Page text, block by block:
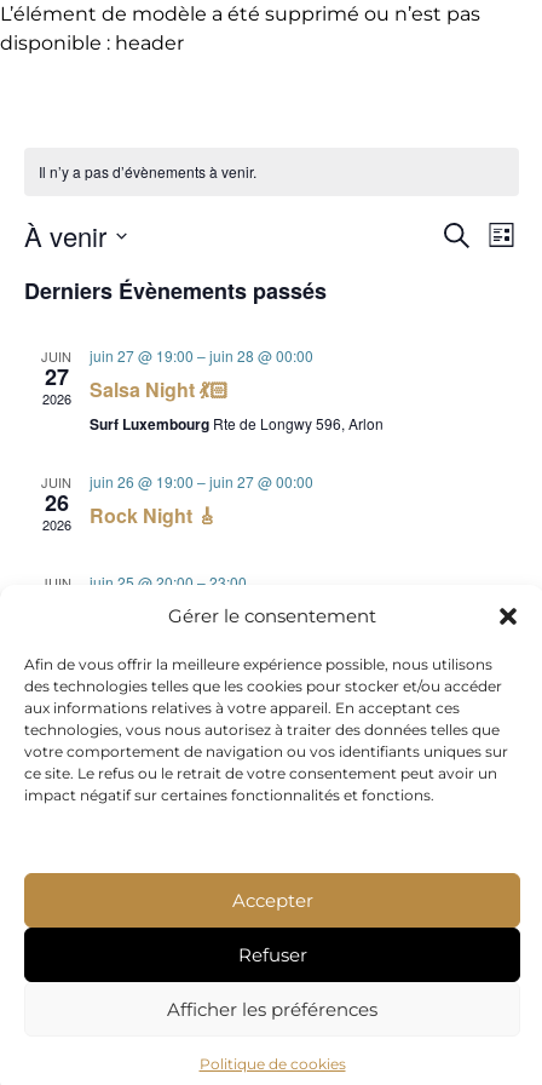
Gérer le consentement
Afin de vous offrir la meilleure expérience possible, nous utilisons
des technologies telles que les cookies pour stocker et/ou accéder
aux informations relatives à votre appareil. En acceptant ces
technologies, vous nous autorisez à traiter des données telles que
votre comportement de navigation ou vos identifiants uniques sur
ce site. Le refus ou le retrait de votre consentement peut avoir un
impact négatif sur certaines fonctionnalités et fonctions.
Accepter
Refuser
Afficher les préférences
Politique de cookies
L’élément de modèle a été supprimé ou n’est pas
disponible : header
Il n’y a pas d’évènements à venir.
Liste
À venir
une
Derniers Évènements passés
JUIN
27
2026
juin 27 @ 19:00 –juin 28 @ 00:00
Salsa Night 💃🏻​
Surf Luxembourg Rte de Longwy 596, Arlon
JUIN
26
2026
juin 26 @ 19:00 –juin 27 @ 00:00
Rock Night 🎸
JUIN juin 25 @ 20:00 –23:00
Surf Illimité🌊
L’élément de modèle a été supprimé ou n’est pas